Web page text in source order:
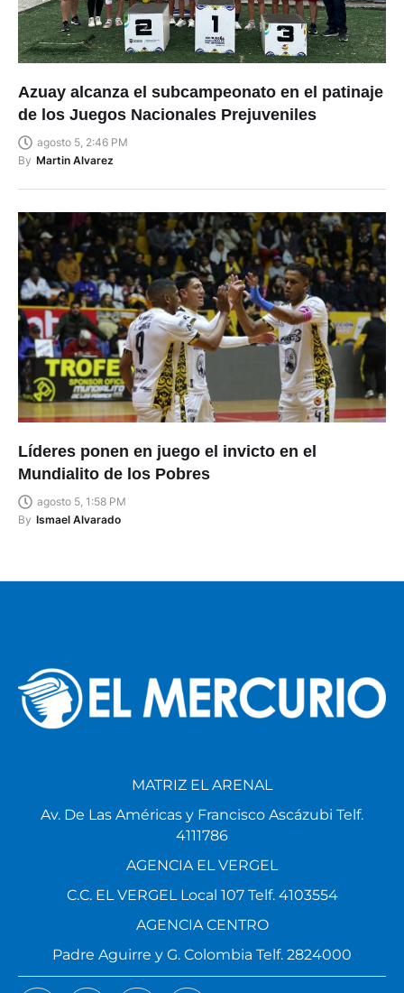
Azuay alcanza el subcampeonato en el patinaje
de los Juegos Nacionales Prejuveniles
agosto 5, 2:46 PM
By Martin Alvarez
Líderes ponen en juego el invicto en el
Mundialito de los Pobres
agosto 5, 1:58 PM
By Ismael Alvarado
MATRIZ EL ARENAL
Av. De Las Américas y Francisco Ascázubi Telf.
4111786
AGENCIA EL VERGEL
C.C. EL VERGEL Local 107 Telf. 4103554
AGENCIA CENTRO
Padre Aguirre y G. Colombia Telf. 2824000